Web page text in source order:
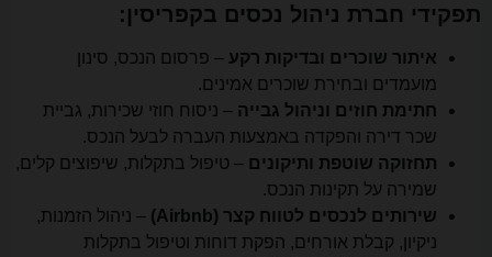
תפקידי חברת ניהול נכסים בקפריסין:
איתור שוכרים ובדיקות רקע– פרסום הנכס, סינון
מועמדים ובחירת שוכרים אמינים.
חתימת חוזים וניהול גבייה– ניסוח חוזי שכירות, גביית
שכר דירה והפקדה באמצעות העברה לבעל הנכס.
תחזוקה שוטפת ותיקונים– טיפול בתקלות, שיפוצים קלים,
שמירה על תקינות הנכס.
שירותים לנכסים לטווח קצר (Airbnb)
– ניהול הזמנות,
ניקיון, קבלת אורחים, הפקת דוחות וטיפול בתקלות